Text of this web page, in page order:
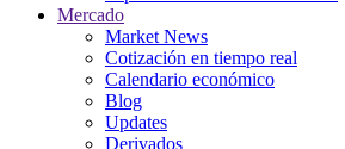
Mercado
Market News
Cotización en tiempo real
Calendario económico
Blog
Updates
Derivados